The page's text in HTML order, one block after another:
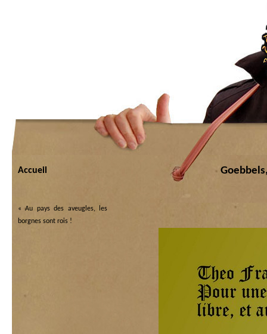
Accueil
«Au pays des aveugles, les
borgnes sont rois !